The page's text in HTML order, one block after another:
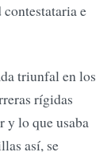
e
triunfal en los
rígidas
y lo que usaba
así, se